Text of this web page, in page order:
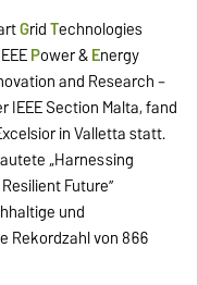
GridTechnologies
Power &Energy
and Research –
IEEE Section Malta, fand
in Valletta statt.
„Harnessing
Future”
und
Rekordzahl von 866